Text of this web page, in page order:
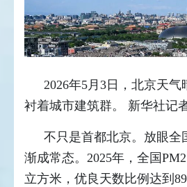
2026年5月3日，北京天
衬着城市建筑群。 新华社记
不只是首都北京。放眼全
渐成常态。2025年，全国
立方米，优良天数比例达到